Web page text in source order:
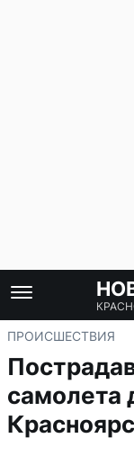
ПРОИСШЕСТВИЯ
самолета